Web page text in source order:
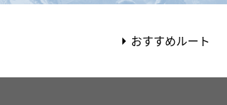
おすすめルート